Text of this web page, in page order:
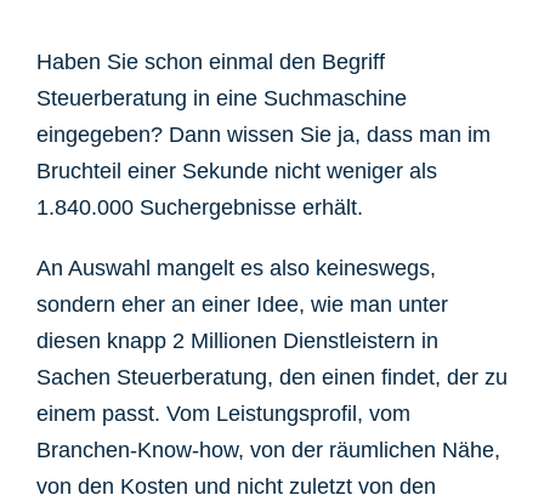
Haben Sie schon einmal den Begriff
Steuerberatung in eine Suchmaschine
eingegeben? Dann wissen Sie ja, dass man im
Bruchteil einer Sekunde nicht weniger als
1.840.000 Suchergebnisse erhält.
An Auswahl mangelt es also keineswegs,
sondern eher an einer Idee, wie man unter
diesen knapp 2 Millionen Dienstleistern in
Sachen Steuerberatung, den einen findet, der zu
einem passt. Vom Leistungsprofil, vom
Branchen-Know-how, von der räumlichen Nähe,
von den Kosten und nicht zuletzt von den